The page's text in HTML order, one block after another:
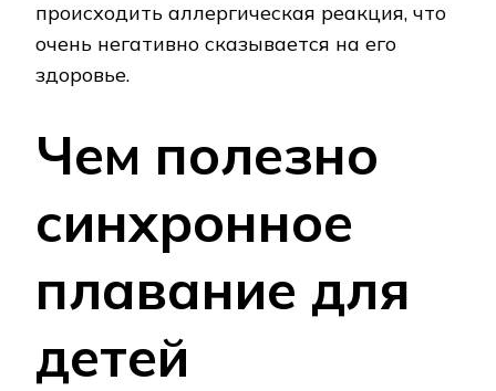
происходить аллергическая реакция, что
очень негативно сказывается на его
здоровье.
Чем полезно
синхронное
плавание для
детей